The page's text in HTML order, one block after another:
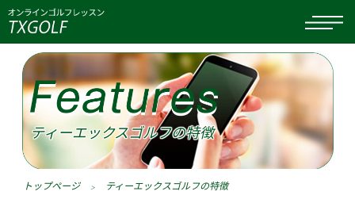
ティーエックスゴルフの特徴
トップページ ティーエックスゴルフの特徴